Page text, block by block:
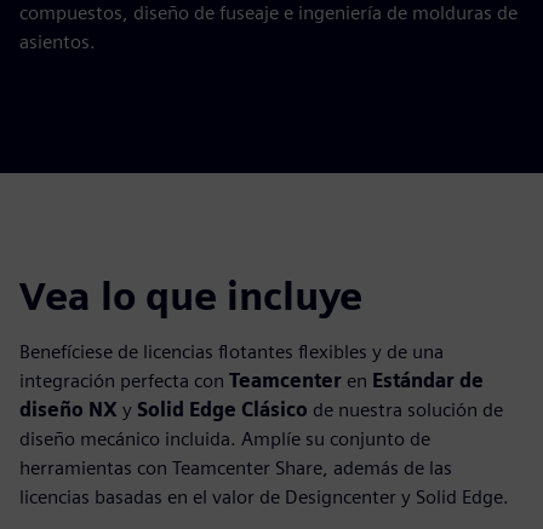
compuestos, diseño de fuseaje e ingeniería de molduras de
asientos.
Vea lo que incluye
Benefíciese de licencias flotantes flexibles y de una
integración perfecta con Teamcenter en Estándar de
diseño NX y Solid Edge Clásico de nuestra solución de
diseño mecánico incluida. Amplíe su conjunto de
herramientas con Teamcenter Share, además de las
licencias basadas en el valor de Designcenter y Solid Edge.